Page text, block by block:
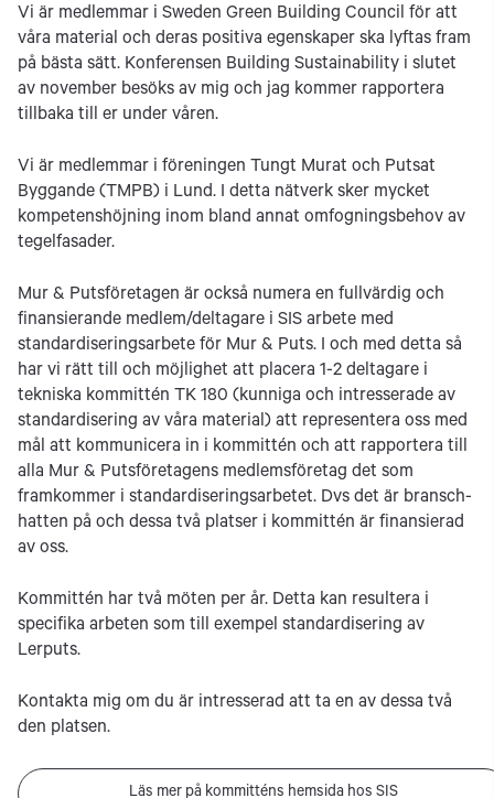
Vi är medlemmar i Sweden Green Building Council för att
våra material och deras positiva egenskaper ska lyftas fram
på bästa sätt. Konferensen Building Sustainability i slutet
av november besöks av mig och jag kommer rapportera
tillbaka till er under våren.
Vi är medlemmar i föreningen Tungt Murat och Putsat
Byggande (TMPB) i Lund. I detta nätverk sker mycket
kompetenshöjning inom bland annat omfogningsbehov av
tegelfasader.
Mur & Putsföretagen är också numera en fullvärdig och
finansierande medlem/deltagare i SIS arbete med
standardiseringsarbete för Mur & Puts. I och med detta så
har vi rätt till och möjlighet att placera 1-2 deltagare i
tekniska kommittén TK 180 (kunniga och intresserade av
standardisering av våra material) att representera oss med
mål att kommunicera in i kommittén och att rapportera till
alla Mur & Putsföretagens medlemsföretag det som
framkommer i standardiseringsarbetet. Dvs det är bransch-
hatten på och dessa två platser i kommittén är finansierad
av oss.
Kommittén har två möten per år. Detta kan resultera i
specifika arbeten som till exempel standardisering av
Lerputs.
Kontakta mig om du är intresserad att ta en av dessa två
den platsen.
Läs mer på kommitténs hemsida hos SIS